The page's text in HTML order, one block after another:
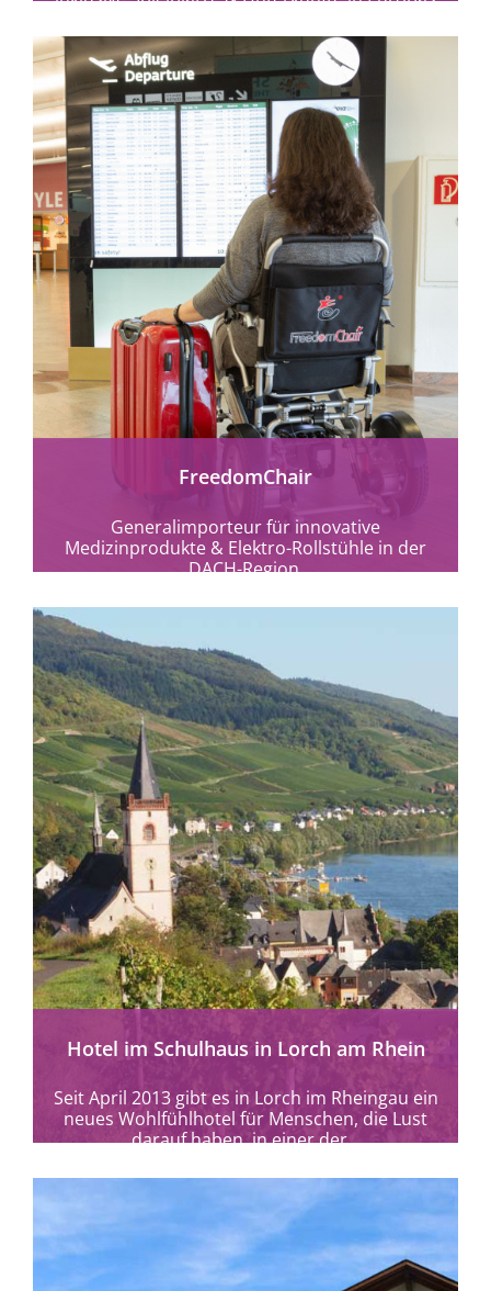
mehr erfahren
FreedomChair
Generalimporteur für innovative
Medizinprodukte & Elektro-Rollstühle in der
DACH-Region.
mehr erfahren
Hotel im Schulhaus in Lorch am Rhein
Seit April 2013 gibt es in Lorch im Rheingau ein
neues Wohlfühlhotel für Menschen, die Lust
darauf haben, in einer der...